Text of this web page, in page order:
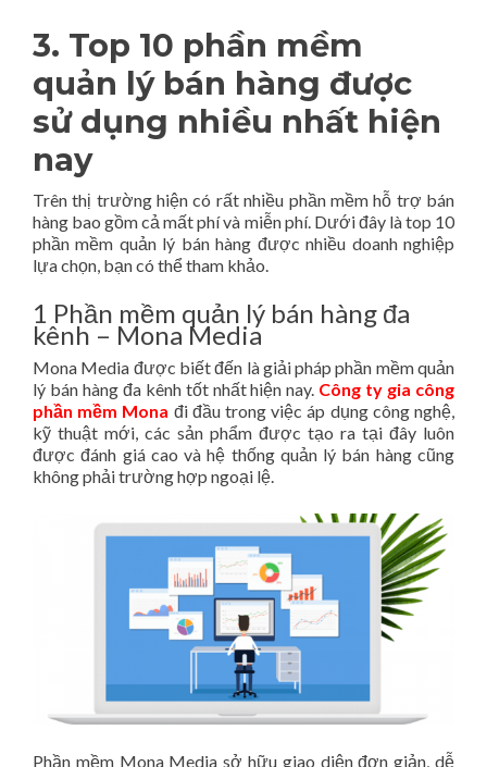
3. Top 10 phần mềm
quản lý bán hàng được
sử dụng nhiều nhất hiện
nay
Trên thị trường hiện có rất nhiều phần mềm hỗ trợ bán
hàng bao gồm cả mất phí và miễn phí. Dưới đây là top 10
phần mềm quản lý bán hàng được nhiều doanh nghiệp
lựa chọn, bạn có thể tham khảo.
1 Phần mềm quản lý bán hàng đa
kênh – Mona Media
Mona Media được biết đến là giải pháp phần mềm quản
lý bán hàng đa kênh tốt nhất hiện nay. Công ty gia công
phần mềm Mona đi đầu trong việc áp dụng công nghệ,
kỹ thuật mới, các sản phẩm được tạo ra tại đây luôn
được đánh giá cao và hệ thống quản lý bán hàng cũng
không phải trường hợp ngoại lệ.
Phần mềm Mona Media sở hữu giao diện đơn giản, dễ